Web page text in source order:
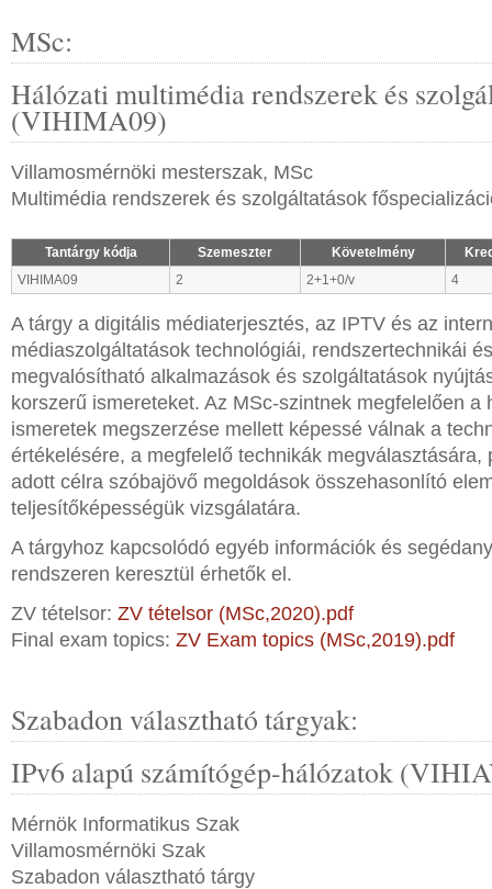
MSc:
Hálózati multimédia rendszerek és
(VIHIMA09)
Villamosmérnöki mesterszak, MSc
Multimédia rendszerek és szolgáltatások
Tantárgy kódja Szemeszter Követelmény
VIHIMA09
2 2+1+0/v 4
A tárgy a digitális médiaterjesztés, az IPTV és az
médiaszolgáltatások technológiái, rendszertechnikái
megvalósítható alkalmazások és szolgáltatások
korszerű ismereteket. Az MSc-szintnek megfelelően a
ismeretek megszerzése mellett képessé válnak a
értékelésére, a megfelelő technikák megválasztására,
adott célra szóbajövő megoldások összehasonlító
teljesítőképességük vizsgálatára.
A tárgyhoz kapcsolódó egyéb információk és
rendszeren keresztül érhetők el.
ZV tételsor: ZV tételsor (MSc,2020).pdf
Final exam topics: ZV Exam topics (MSc,2019).pdf
Szabadon választható tárgyak:
IPv6 alapú számítógép-hálózatok
Mérnök Informatikus Szak
Villamosmérnöki Szak
Szabadon választható tárgy